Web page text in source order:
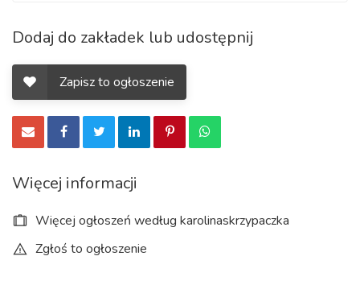
Dodaj do zakładek lub udostępnij
Zapisz to ogłoszenie
Więcej informacji
Więcej ogłoszeń według karolinaskrzypaczka
Zgłoś to ogłoszenie